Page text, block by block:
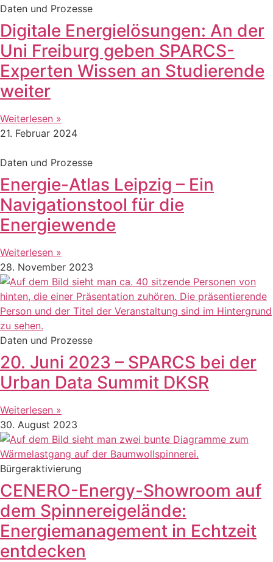
Daten und Prozesse
Digitale Energielösungen: An der
Uni Freiburg geben SPARCS-
Experten Wissen an Studierende
weiter
Weiterlesen »
21. Februar 2024
Daten und Prozesse
Energie-Atlas Leipzig – Ein
Navigationstool für die
Energiewende
Weiterlesen »
28. November 2023
Daten und Prozesse
20. Juni 2023 – SPARCS bei der
Urban Data Summit DKSR
Weiterlesen »
30. August 2023
Bürgeraktivierung
CENERO-Energy-Showroom auf
dem Spinnereigelände:
Energiemanagement in Echtzeit
entdecken